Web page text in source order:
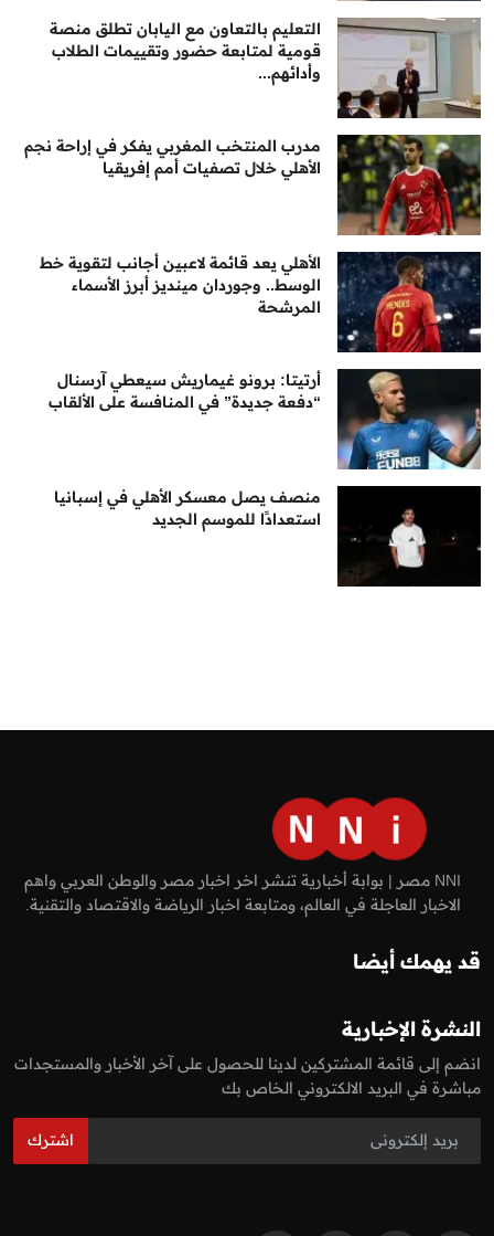
التعليم بالتعاون مع اليابان تطلق منصة
قومية لمتابعة حضور وتقييمات الطلاب
وأدائهم...
مدرب المنتخب المغربي يفكر في إراحة نجم
الأهلي خلال تصفيات أمم إفريقيا
الأهلي يعد قائمة لاعبين أجانب لتقوية خط
الوسط.. وجوردان مينديز أبرز الأسماء
المرشحة
أرتيتا: برونو غيماريش سيعطي آرسنال
“دفعة جديدة” في المنافسة على الألقاب
منصف يصل معسكر الأهلي في إسبانيا
استعدادًا للموسم الجديد
NNI مصر | بوابة أخبارية تنشر اخر اخبار مصر والوطن العربي واهم
الاخبار العاجلة في العالم، ومتابعة اخبار الرياضة والاقتصاد والتقنية.
قد يهمك أيضا
النشرة الإخبارية
انضم إلى قائمة المشتركين لدينا للحصول على آخر الأخبار والمستجدات
مباشرة في البريد الالكتروني الخاص بك
اشترك